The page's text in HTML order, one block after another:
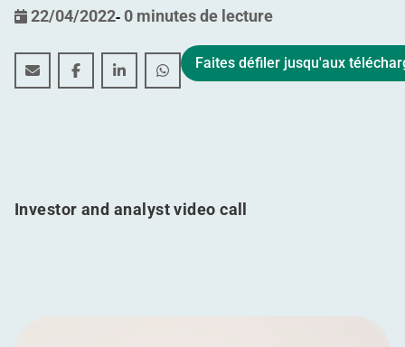
22/04/2022- 0 minutes de lecture
Déclaration intermédiaire pour la période du
Déclaration intermédiaire pour la période du
Déclaration intermédiaire pour la période
Déclaration intermédiaire pour la
Faites défiler jusqu'aux
Investor and analyst video call